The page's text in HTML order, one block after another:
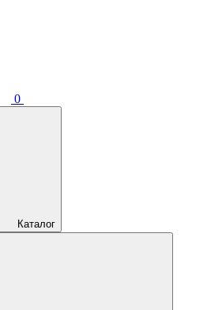
0
Каталог